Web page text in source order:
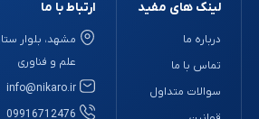
لینک های مفید
درباره ما
تماس با ما
سوالات متداول
ارتباط با ما
علم و فناوری
info@nikaro.ir
09916712476